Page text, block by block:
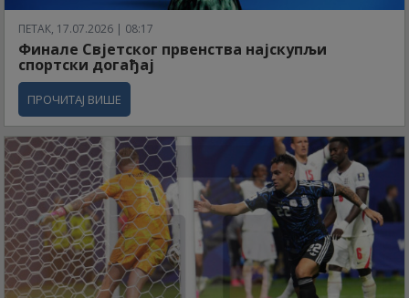
ПЕТАК, 17.07.2026 | 08:17
Финале Свјетског првенства најскупљи
спортски догађај
ПРОЧИТАЈ ВИШЕ